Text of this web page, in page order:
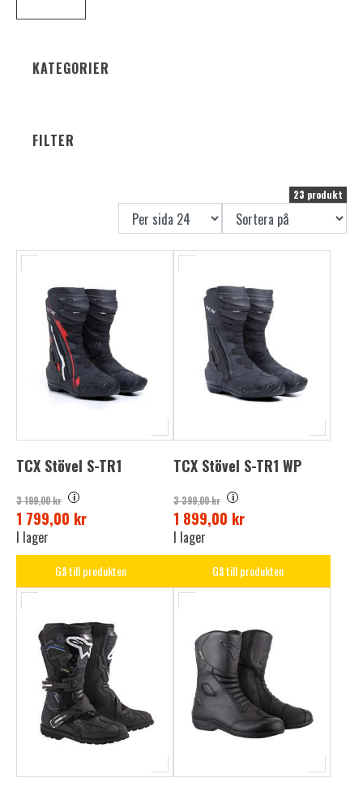
KATEGORIER
FILTER
23 produkt
TCX Stövel S-TR1
3 199,00 kr i
1 799,00 kr
I lager
Gå till produkten
TCX Stövel S-TR1 WP
3 399,00 kr i
1 899,00 kr
I lager
Gå till produkten